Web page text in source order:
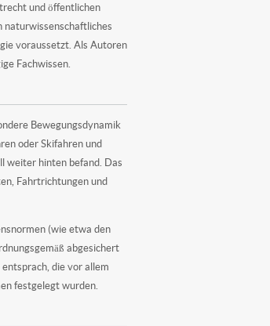
und öffentlichen
naturwissenschaftliches
voraussetzt. Als Autoren
Fachwissen.
Bewegungsdynamik
oder Skifahren und
weiter hinten befand. Das
Fahrtrichtungen und
(wie etwa den
abgesichert
die vor allem
festgelegt wurden.